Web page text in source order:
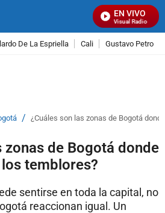
EN VIVO
Señal Visual Radio
De La Espriella Cali Gustavo Petro
/ ¿Cuáles son las zonas de Bogotá
zonas de Bogotá donde
temblores?
sentirse en toda la capital, no
reaccionan igual. Un